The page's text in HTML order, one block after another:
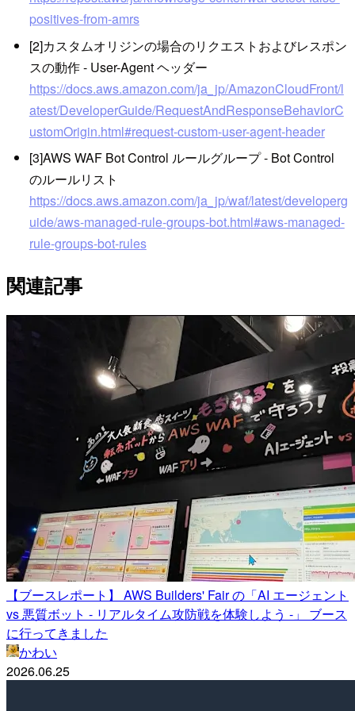
positives-from-amrs
[2]カスタムオリジンの場合のリクエストおよびレスポン
スの動作 - User-Agent ヘッダー
https://docs.aws.amazon.com/ja_jp/AmazonCloudFront/l
atest/DeveloperGuide/RequestAndResponseBehaviorC
ustomOrigin.html#request-custom-user-agent-header
[3]AWS WAF Bot Control ルールグループ - Bot Control
のルールリスト
https://docs.aws.amazon.com/ja_jp/waf/latest/developerg
uide/aws-managed-rule-groups-bot.html#aws-managed-
rule-groups-bot-rules
関連記事
【ブースレポート】 AWS Builders' Fair の「AI エージェント
vs 悪質ボット - リアルタイム攻防戦を体験しよう -」 ブース
に行ってきました
かわい
2026.06.25